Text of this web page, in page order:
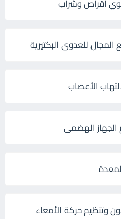
للعدوى البكتيرية
وتنظيم حركة الأمعاء